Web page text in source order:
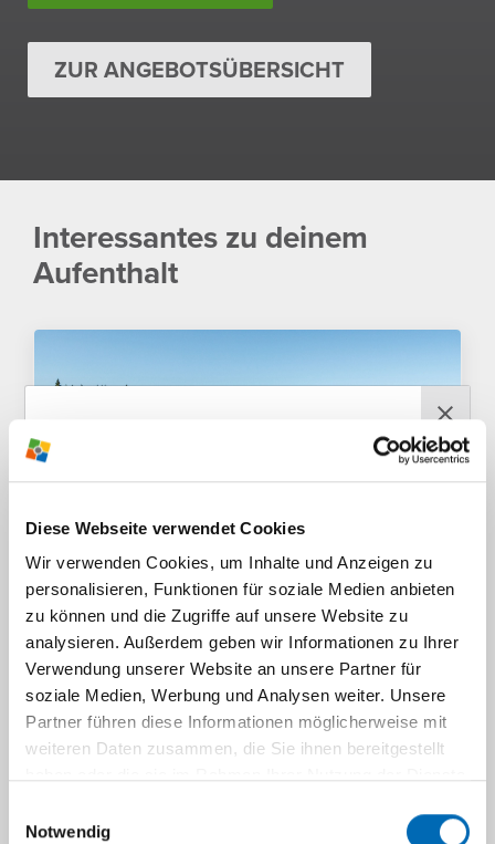
Diese Webseite verwendet Cookies
Wir verwenden Cookies, um Inhalte und Anzeigen zu
personalisieren, Funktionen für soziale Medien anbieten
zu können und die Zugriffe auf unsere Website zu
analysieren. Außerdem geben wir Informationen zu Ihrer
Verwendung unserer Website an unsere Partner für
soziale Medien, Werbung und Analysen weiter. Unsere
Partner führen diese Informationen möglicherweise mit
weiteren Daten zusammen, die Sie ihnen bereitgestellt
Notwendig
ZUR ANGEBOTSÜBERSICHT
Inter­es­santes zu deinem
Aufent­halt
Sport­stätten
Wir über­zeugen mit erst­klas­sigen
Sport­stätten, darunter unsere Mehr­
feld­sport­hallen, Schwimm­hallen und
Kunst­rasen- und Beach­vol­ley­ball­
RABEN­BERG-
NEWS­LETTER
Jetzt anmelden und wir versorgen
dich mehr­mals im Jahr mit brand­
heißen News, ausge­wählten Infos,
tollen Ange­boten und span­nenden
Themen direkt vom Raben­berg.
Einfach deine E-Mail-Adresse eingeben, den
Haken anwählen und auf "News­letter jetzt